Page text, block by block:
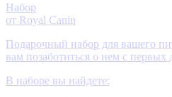
Набор
от Royal Canin
Подарочный набор для вашего
вам позаботиться о нем с
В наборе вы найдете: